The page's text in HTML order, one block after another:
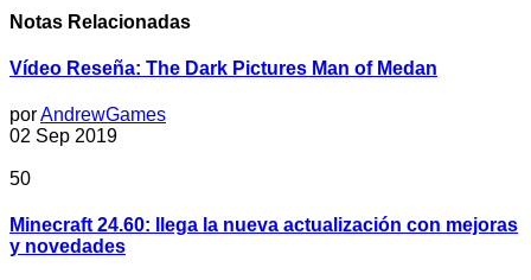
Notas Relacionadas
Vídeo Reseña: The Dark Pictures Man of Medan
porAndrewGames
02 Sep 2019
50
Minecraft 24.60: llega la nueva actualización con mejoras
y novedades